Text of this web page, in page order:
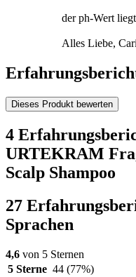
der ph-Wert
Alles Liebe,
Dieses Produkt bewerten
4
URTEKRAM
Scalp Shampoo
27
Sprachen
4,6 von 5 Sternen
5 Sterne 44 (77%)